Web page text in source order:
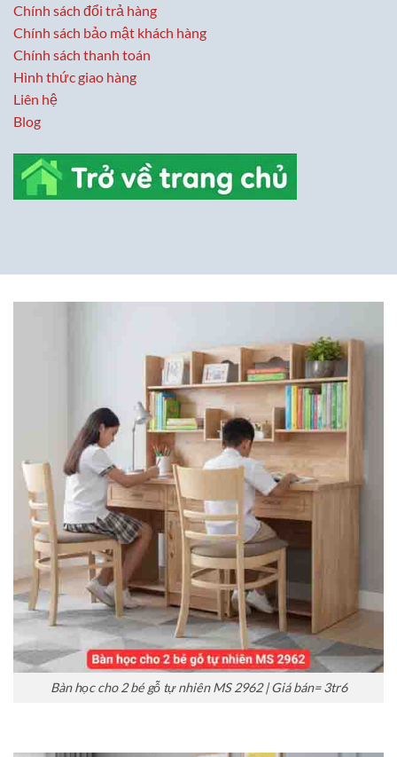
Chính sách đổi trả hàng
Chính sách bảo mật khách hàng
Chính sách thanh toán
Hình thức giao hàng
Liên hệ
Blog
Bàn học cho 2 bé gỗ tự nhiên MS 2962 | Giá bán= 3tr6